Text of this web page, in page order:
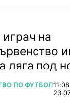
на
ляга под
ПО ФУТБОЛ11:08